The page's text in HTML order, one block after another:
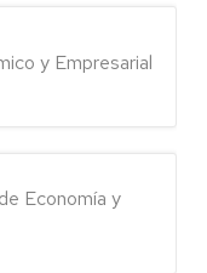
y Empresarial
Economía y